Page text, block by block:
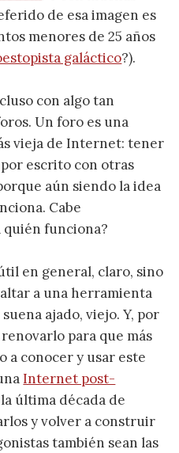
de esa imagen es
menores de 25 años
galáctico?).
con algo tan
Un foro es una
vieja de Internet: tener
escrito con otras
aún siendo la idea
Cabe
quién funciona?
en general, claro, sino
a una herramienta
ajado, viejo. Y, por
para que más
a conocer y usar este
Internet post-
última década de
y volver a construir
también sean las